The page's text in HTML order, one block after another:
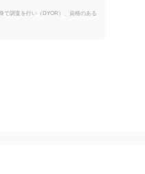
で調査を行い（DYOR）、資格のある